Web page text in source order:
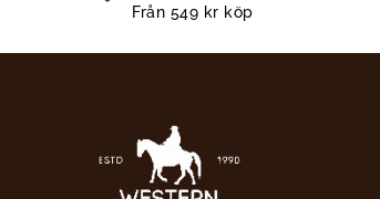
Från 549 kr köp